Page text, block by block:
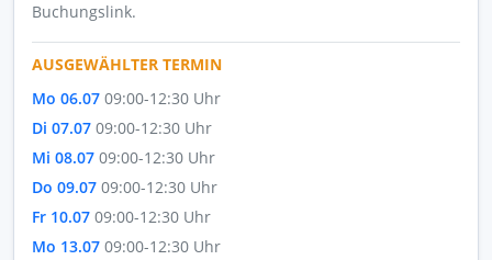
Buchungslink.
AUSGEWÄHLTER TERMIN
Mo 06.07 09:00-12:30 Uhr
Di 07.07 09:00-12:30 Uhr
Mi 08.07 09:00-12:30 Uhr
Do 09.07 09:00-12:30 Uhr
Fr 10.07 09:00-12:30 Uhr
Mo 13.07 09:00-12:30 Uhr